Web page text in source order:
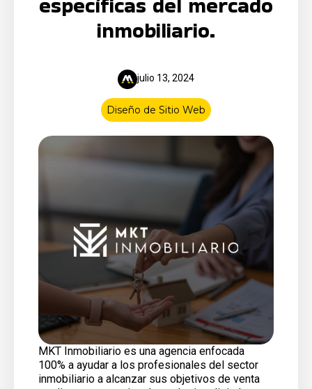
inmobiliario.
julio 13, 2024
Diseño de Sitio Web
MKT Inmobiliario es una agencia enfocada
100% a ayudar a los profesionales del sector
inmobiliario a alcanzar sus objetivos de venta